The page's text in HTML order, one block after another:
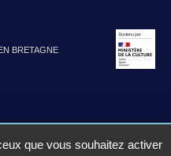
que vous souhaitez activer
BRETAGNE
|Plan du site|Site réalisé